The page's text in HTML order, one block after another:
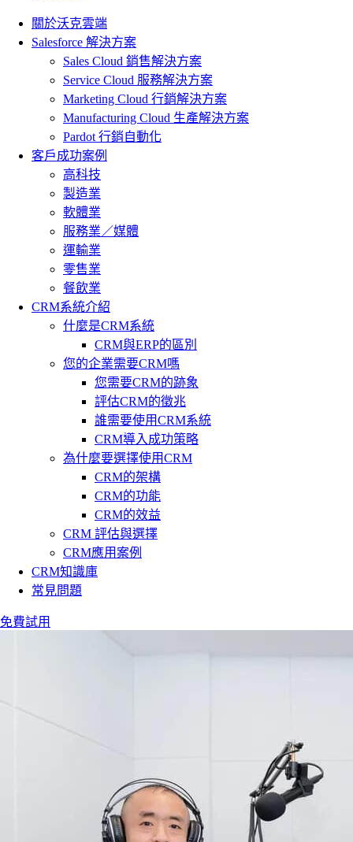
關於沃克雲端
Salesforce 解決方案
Sales Cloud 銷售解決方案
Service Cloud 服務解決方案
Marketing Cloud 行銷解決方案
Manufacturing Cloud 生產解決方案
Pardot 行銷自動化
客戶成功案例
高科技
製造業
軟體業
服務業／媒體
運輸業
零售業
餐飲業
CRM系統介紹
什麼是CRM系統
CRM與ERP的區別
您的企業需要CRM嗎
您需要CRM的跡象
評估CRM的徵兆
誰需要使用CRM系統
CRM導入成功策略
為什麼要選擇使用CRM
CRM的架構
CRM的功能
CRM的效益
CRM 評估與選擇
CRM應用案例
CRM知識庫
常見問題
免費試用